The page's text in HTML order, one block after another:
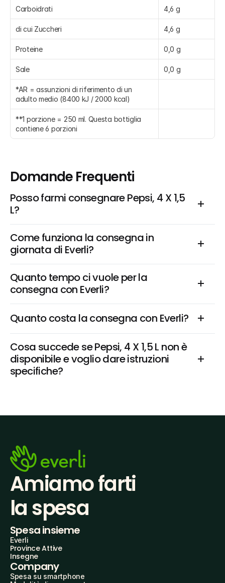
Carboidrati 4,6 g
di cui Zuccheri 4,6 g
Proteine 0,0 g
Sale 0,0 g
*AR = assunzioni di riferimento di un
adulto medio (8400 kJ / 2000 kcal)
**1 porzione = 250 ml. Questa bottiglia
contiene 6 porzioni
Domande Frequenti
Posso farmi consegnare Pepsi, 4 X 1,5
L?
Come funziona la consegna in
giornata di Everli?
Quanto tempo ci vuole per la
consegna con Everli?
Quanto costa la consegna con Everli?
Cosa succede se Pepsi, 4 X 1,5 L non è
disponibile e voglio dare istruzioni
specifiche?
Amiamo farti
la spesa
Spesa insieme
Everli
Province Attive
Insegne
Company
Spesa su smartphone